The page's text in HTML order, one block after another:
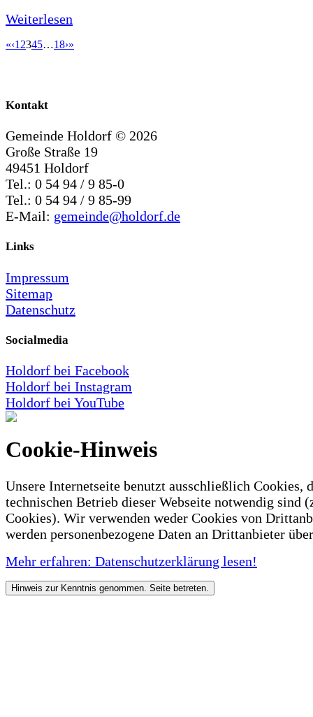
Weiterlesen
«‹1 2345…18›»
Kontakt
Gemeinde Holdorf © 2026
Große Straße 19
49451 Holdorf
Tel.: 0 54 94 / 9 85-0
Tel.: 0 54 94 / 9 85-99
E-Mail: gemeinde@holdorf.de
Links
Impressum
Sitemap
Datenschutz
Socialmedia
Holdorf bei Facebook
Holdorf bei Instagram
Holdorf bei YouTube
Cookie-Hinweis
Unsere Internetseite benutzt ausschließlich Cookies,
technischen Betrieb dieser Webseite notwendig sind
Cookies). Wir verwenden weder Cookies von
werden personenbezogene Daten an Drittanbieter
Mehr erfahren: Datenschutzerklärung lesen!
Hinweis zur Kenntnis genommen. Seite betreten.